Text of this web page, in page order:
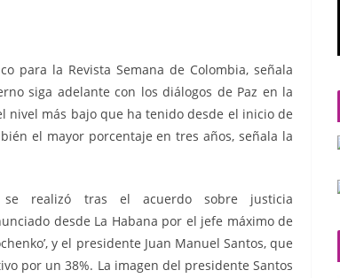
para la Revista Semana de Colombia, señala
siga adelante con los diálogos de Paz en la
nivel más bajo que ha tenido desde el inicio de
el mayor porcentaje en tres años, señala la
se realizó tras el acuerdo sobre justicia
desde La Habana por el jefe máximo de
y el presidente Juan Manuel Santos, que
por un 38%. La imagen del presidente Santos